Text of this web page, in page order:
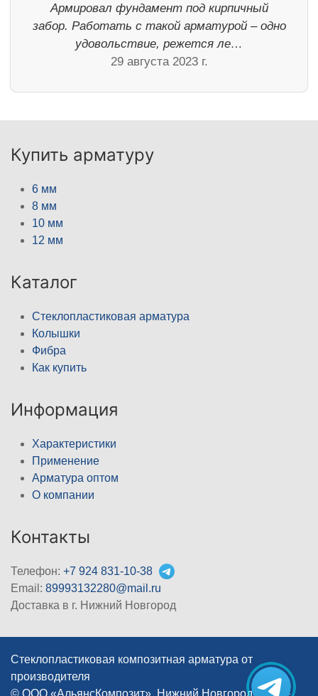
Армировал фундамент под кирпичный
забор. Работать с такой арматурой – одно
удовольствие, режется ле…
29 августа 2023 г.
Купить арматуру
6 мм
8 мм
10 мм
12 мм
Каталог
Стеклопластиковая арматура
Колышки
Фибра
Как купить
Информация
Характеристики
Применение
Арматура оптом
О компании
Контакты
Телефон: +7 924 831-10-38
Email: 89993132280@mail.ru
Доставка в г. Нижний Новгород
Стеклопластиковая композитная арматура от
производителя
© ООО «АльянсКомпозит», Нижний Новгород, 2012–